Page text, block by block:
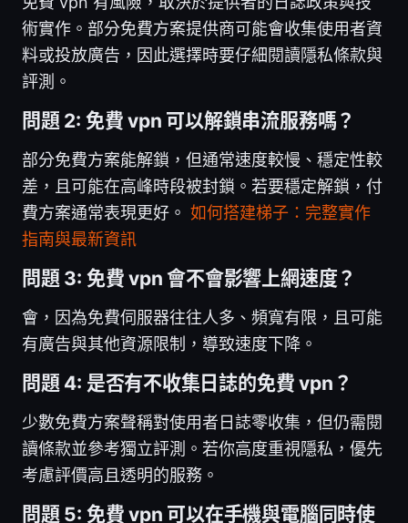
術實作。部分免費方案提供商可能會收集使用者資
料或投放廣告，因此選擇時要仔細閱讀隱私條款與
評測。
問題 2: 免費 vpn 可以解鎖串流服務嗎？
部分免費方案能解鎖，但通常速度較慢、穩定性較
差，且可能在高峰時段被封鎖。若要穩定解鎖，付
費方案通常表現更好。 如何搭建梯子：完整實作
指南與最新資訊
問題 3: 免費 vpn 會不會影響上網速度？
會，因為免費伺服器往往人多、頻寬有限，且可能
有廣告與其他資源限制，導致速度下降。
問題 4: 是否有不收集日誌的免費 vpn？
少數免費方案聲稱對使用者日誌零收集，但仍需閱
讀條款並參考獨立評測。若你高度重視隱私，優先
考慮評價高且透明的服務。
問題 5: 免費 vpn 可以在手機與電腦同時使